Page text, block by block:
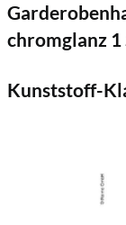
chromglanz 1
Kunststoff-